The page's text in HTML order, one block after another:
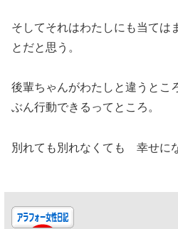
そしてそれはわたしにも当ては
とだと思う。
後輩ちゃんがわたしと違うとこ
ぶん行動できるってところ。
別れても別れなくても 幸せに